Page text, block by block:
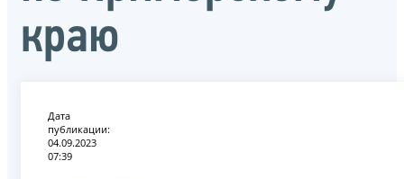
краю
Дата
публикации:
04.09.2023
07:39